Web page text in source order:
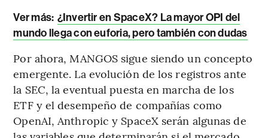
Ver más: ¿Invertir en SpaceX? La mayor OPI del
mundo llega con euforia, pero también con dudas
Por ahora, MANGOS sigue siendo un concepto
emergente. La evolución de los registros ante
la SEC, la eventual puesta en marcha de los
ETF y el desempeño de compañías como
OpenAI, Anthropic y SpaceX serán algunas de